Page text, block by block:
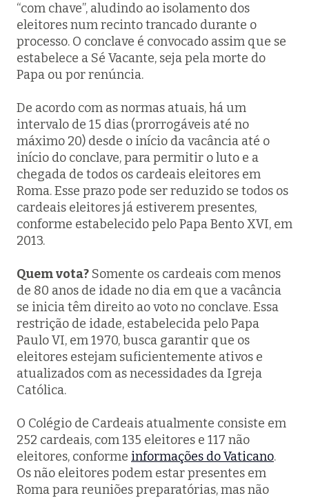
“com chave”, aludindo ao isolamento dos
eleitores num recinto trancado durante o
processo. O conclave é convocado assim que se
estabelece a Sé Vacante, seja pela morte do
Papa ou por renúncia.
De acordo com as normas atuais, há um
intervalo de 15 dias (prorrogáveis até no
máximo 20) desde o início da vacância até o
início do conclave, para permitir o luto e a
chegada de todos os cardeais eleitores em
Roma. Esse prazo pode ser reduzido se todos os
cardeais eleitores já estiverem presentes,
conforme estabelecido pelo Papa Bento XVI, em
2013.
Quem vota? Somente os cardeais com menos
de 80 anos de idade no dia em que a vacância
se inicia têm direito ao voto no conclave. Essa
restrição de idade, estabelecida pelo Papa
Paulo VI, em 1970, busca garantir que os
eleitores estejam suficientemente ativos e
atualizados com as necessidades da Igreja
Católica.
O Colégio de Cardeais atualmente consiste em
252 cardeais, com 135 eleitores e 117 não
eleitores, conforme informações do Vaticano.
Os não eleitores podem estar presentes em
Roma para reuniões preparatórias, mas não